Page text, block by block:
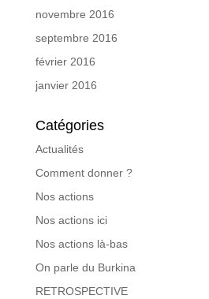
novembre 2016
septembre 2016
février 2016
janvier 2016
Catégories
Actualités
Comment donner ?
Nos actions
Nos actions ici
Nos actions là-bas
On parle du Burkina
RETROSPECTIVE